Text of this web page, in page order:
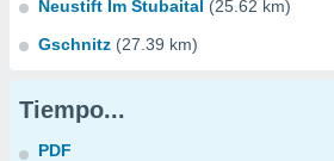
Neustift Im Stubaital (25.62 km)
Gschnitz (27.39 km)
Tiempo...
PDF